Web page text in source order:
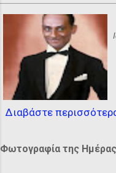
Διαβάστε
Φωτογραφία της Ημέρας